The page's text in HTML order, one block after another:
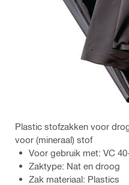
Plastic stofzakken voor
voor (mineraal) stof
Voor gebruik met: VC
Zaktype: Nat en droog
Zak materiaal: Plastics